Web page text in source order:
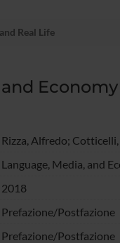
Real Life
Rizza, Alfredo; Cotticelli,
Language, Media, and
2018
Prefazione/Postfazione
Prefazione/Postfazione